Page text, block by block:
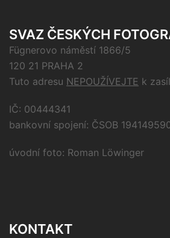
SVAZ ČESKÝCH
Fügnerovo náměstí 1866/5
120 21 PRAHA 2
Tuto adresu NEPOUŽÍVEJTE k
IČ: 00444341
bankovní spojení: ČSOB
úvodní foto: Roman Löwinger
KONTAKT